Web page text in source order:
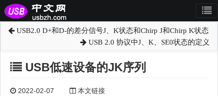
USB2.0 D+和D-的差分信号J、K状态和Chirp J和Chirp K状态
USB 2.0 协议中J、K、SE0状态的定义
USB低速设备的JK序列
2022-02-07
本文链接